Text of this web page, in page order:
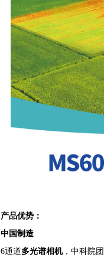
产品优势：
中国制造
6通道多光谱相机，中科院